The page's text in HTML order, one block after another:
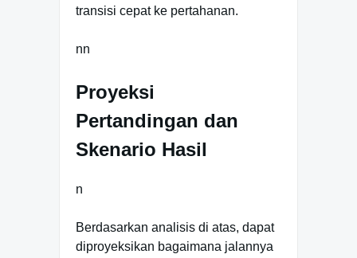
transisi cepat ke pertahanan.
nn
Proyeksi
Pertandingan dan
Skenario Hasil
n
Berdasarkan analisis di atas, dapat
diproyeksikan bagaimana jalannya